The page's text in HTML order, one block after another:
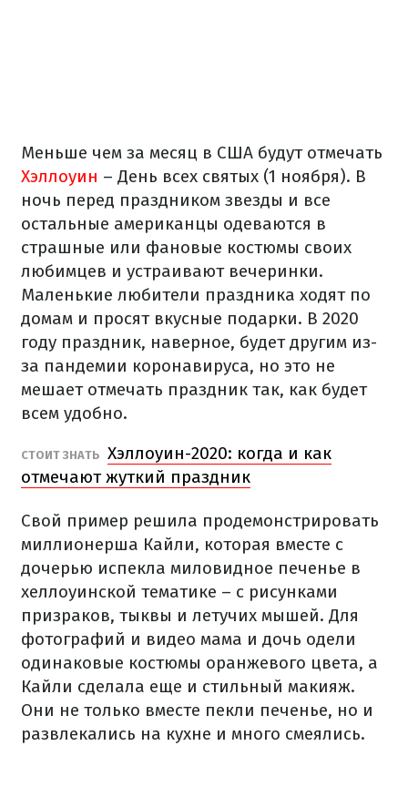
Меньше чем за месяц в США будут отмечать
Хэллоуин – День всех святых (1 ноября). В
ночь перед праздником звезды и все
остальные американцы одеваются в
страшные или фановые костюмы своих
любимцев и устраивают вечеринки.
Маленькие любители праздника ходят по
домам и просят вкусные подарки. В 2020
году праздник, наверное, будет другим из-
за пандемии коронавируса, но это не
мешает отмечать праздник так, как будет
всем удобно.
СТОИТ ЗНАТЬ Хэллоуин-2020: когда и как
отмечают жуткий праздник
Свой пример решила продемонстрировать
миллионерша Кайли, которая вместе с
дочерью испекла миловидное печенье в
хеллоуинской тематике – с рисунками
призраков, тыквы и летучих мышей. Для
фотографий и видео мама и дочь одели
одинаковые костюмы оранжевого цвета, а
Кайли сделала еще и стильный макияж.
Они не только вместе пекли печенье, но и
развлекались на кухне и много смеялись.